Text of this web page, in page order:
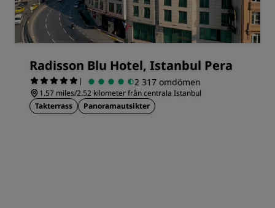
Radisson Blu Hotel, Istanbul Pera
| 2 317 omdömen
1.57 miles/2.52 kilometer från centrala Istanbul
Takterrass
Panoramautsikter